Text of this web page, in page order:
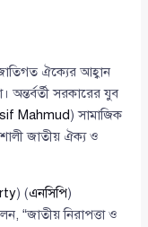
জাতিগত ঐক্যের আহ্বান
অন্তর্বর্তী সরকারের যুব
Mahmud) সামাজিক
জাতীয় ঐক্য ও
) (এনসিপি)
“জাতীয় নিরাপত্তা ও